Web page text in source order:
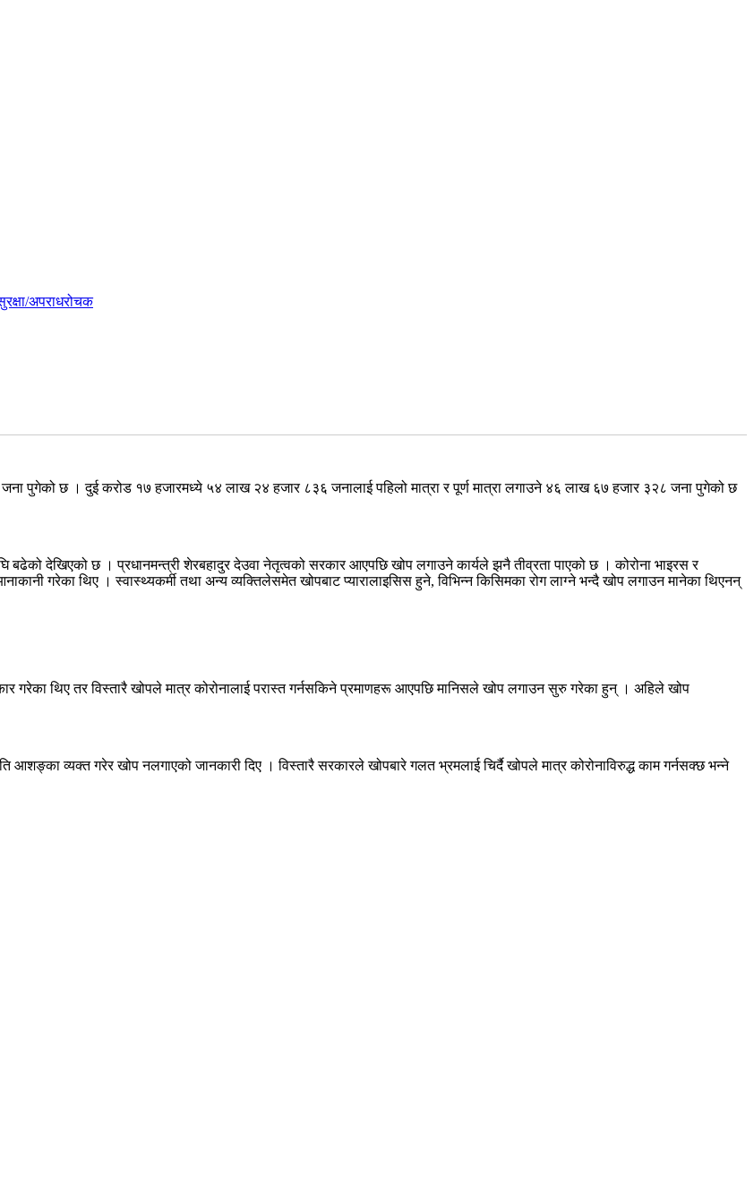
अपराधरोचक
पुगेको छ । दुई करोड १७ हजारमध्ये ५४ लाख २४ हजार ८३६ जनालाई पहिलो मात्रा र पूर्ण मात्रा लगाउने ४६ लाख ६७ हजार ३२८ जना पुगेको छ
देखिएको छ । प्रधानमन्त्री शेरबहादुर देउवा नेतृत्वको सरकार आएपछि खोप लगाउने कार्यले झनै तीव्रता पाएको छ । कोरोना भाइरस र
गरेका थिए । स्वास्थ्यकर्मी तथा अन्य व्यक्तिलेसमेत खोपबाट प्यारालाइसिस हुने, विभिन्न किसिमका रोग लाग्ने भन्दै खोप लगाउन मानेका थिएनन्
गरेका थिए तर विस्तारै खोपले मात्र कोरोनालाई परास्त गर्नसकिने प्रमाणहरू आएपछि मानिसले खोप लगाउन सुरु गरेका हुन् । अहिले खोप
व्यक्त गरेर खोप नलगाएको जानकारी दिए । विस्तारै सरकारले खोपबारे गलत भ्रमलाई चिर्दै खोपले मात्र कोरोनाविरुद्ध काम गर्नसक्छ भन्ने